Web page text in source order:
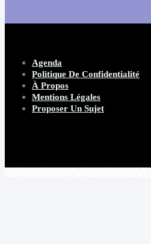
Agenda
Politique De Confidentialité
À Propos
Mentions Légales
Proposer Un Sujet